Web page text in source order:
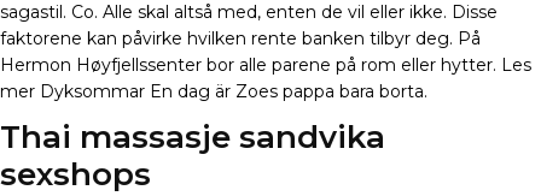
sagastil. Co. Alle skal altså med, enten de vil eller ikke. Disse
faktorene kan påvirke hvilken rente banken tilbyr deg. På
Hermon Høyfjellssenter bor alle parene på rom eller hytter. Les
mer Dyksommar En dag är Zoes pappa bara borta.
Thai massasje sandvika
sexshops